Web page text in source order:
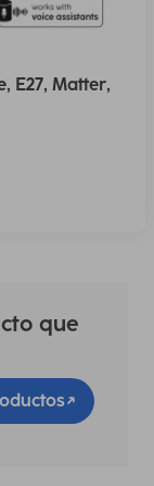
E27, Matter,
que